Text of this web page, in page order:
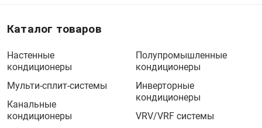
Каталог товаров
Настенные
кондиционеры
Мульти-сплит-системы
Канальные
кондиционеры
Полупромышленные
кондиционеры
Инверторные
кондиционеры
VRV/VRF системы